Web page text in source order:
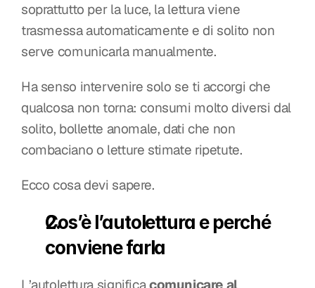
soprattutto per la luce, la lettura viene
trasmessa automaticamente e di solito non
serve comunicarla manualmente.
Ha senso intervenire solo se ti accorgi che
qualcosa non torna: consumi molto diversi dal
solito, bollette anomale, dati che non
combaciano o letture stimate ripetute.
Ecco cosa devi sapere.
Cos’è l’autolettura e perché
conviene farla